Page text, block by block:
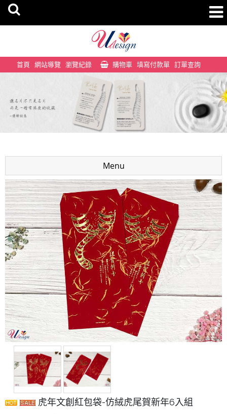
首頁 網站導覽 瀏覽紀錄 購物車 填寫付款單 訂單查詢
Menu
虎年文創紅包袋-仿絨虎尾賀新年6入組